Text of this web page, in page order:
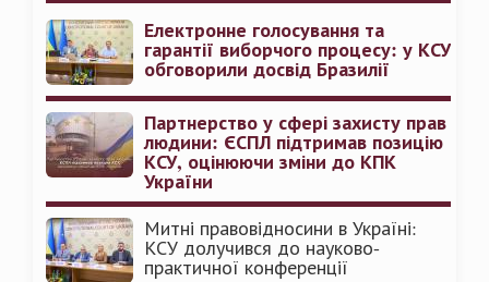
Електронне голосування та
гарантії виборчого процесу: у КСУ
обговорили досвід Бразилії
Партнерство у сфері захисту прав
людини: ЄСПЛ підтримав позицію
КСУ, оцінюючи зміни до КПК
України
Митні правовідносини в Україні:
КСУ долучився до науково-
практичної конференції